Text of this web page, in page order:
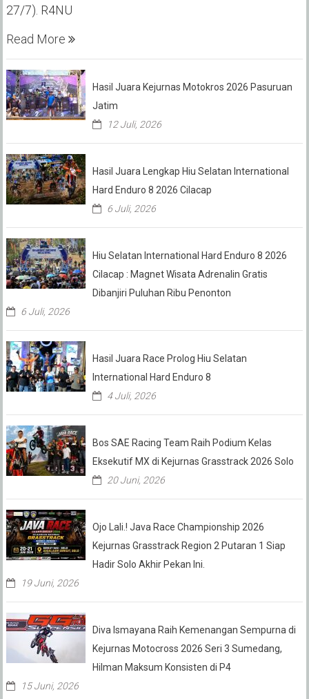
27/7). R4NU
Read More
Hasil Juara Kejurnas Motokros 2026 Pasuruan
Jatim
12 Juli, 2026
Hasil Juara Lengkap Hiu Selatan International
Hard Enduro 8 2026 Cilacap
6 Juli, 2026
Hiu Selatan International Hard Enduro 8 2026
Cilacap : Magnet Wisata Adrenalin Gratis
Dibanjiri Puluhan Ribu Penonton
6 Juli, 2026
Hasil Juara Race Prolog Hiu Selatan
International Hard Enduro 8
4 Juli, 2026
Bos SAE Racing Team Raih Podium Kelas
Eksekutif MX di Kejurnas Grasstrack 2026 Solo
20 Juni, 2026
Ojo Lali.! Java Race Championship 2026
Kejurnas Grasstrack Region 2 Putaran 1 Siap
Hadir Solo Akhir Pekan Ini.
19 Juni, 2026
Diva Ismayana Raih Kemenangan Sempurna di
Kejurnas Motocross 2026 Seri 3 Sumedang,
Hilman Maksum Konsisten di P4
15 Juni, 2026